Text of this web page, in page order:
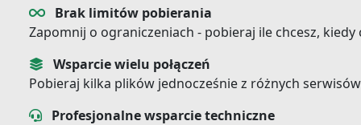
Brak limitów pobierania
Zapomnij o ograniczeniach - pobieraj ile chcesz,
Wsparcie wielu połączeń
Pobieraj kilka plików jednocześnie z różnych
Profesjonalne wsparcie techniczne